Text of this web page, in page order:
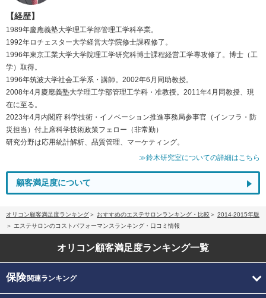
【経歴】
1989年慶應義塾大学理工学部管理工学科卒業。
1992年ロチェスター大学経営大学院修士課程修了。
1996年東京工業大学大学院理工学研究科博士課程経営工学専攻修了。博士（工
学）取得。
1996年筑波大学社会工学系・講師。2002年6月同助教授。
2008年4月慶應義塾大学理工学部管理工学科・准教授。2011年4月同教授、現
在に至る。
2023年4月内閣府 科学技術・イノベーション推進事務局参事官（インフラ・防
災担当）付上席科学技術政策フェロー（非常勤）
研究分野は応用統計解析、品質管理、マーケティング。
≫鈴木研究室についての詳細はこちら
顧客満足度について
オリコン顧客満足度ランキング おすすめのエステサロンランキング・比較
2014-2015年版
エステサロンのコストパフォーマンスランキング・口コミ情報
オリコン顧客満足度ランキング一覧
保険関連ランキング